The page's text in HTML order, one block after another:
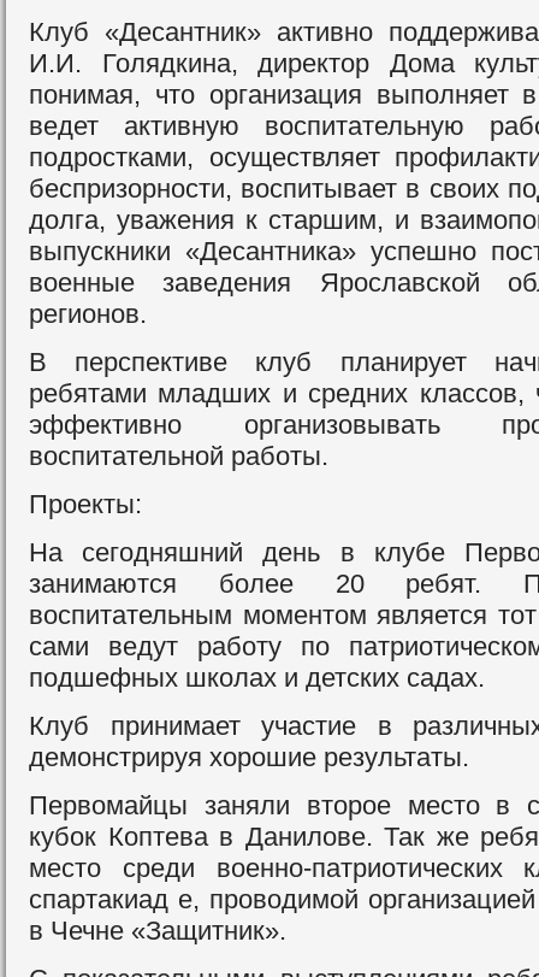
Клуб «Десантник» активно
И.И. Голядкина, директор Дома
понимая, что организация выполняет
ведет активную воспитательную
подростками, осуществляет
беспризорности, воспитывает в своих
долга, уважения к старшим, и
выпускники «Десантника» успешно
военные заведения Ярославской
регионов.
В перспективе клуб планирует
ребятами младших и средних
эффективно организовывать
воспитательной работы.
Проекты:
На сегодняшний день в клубе
занимаются более 20 ребят.
воспитательным моментом является
сами ведут работу по
подшефных школах и детских садах.
Клуб принимает участие в
демонстрируя хорошие результаты.
Первомайцы заняли второе место в
кубок Коптева в Данилове. Так же
место среди военно-
спартакиад е, проводимой
в Чечне «Защитник».